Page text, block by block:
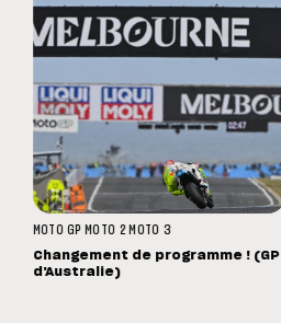
MOTO GP MOTO 2 MOTO 3
Changement de programme ! (GP
d'Australie)